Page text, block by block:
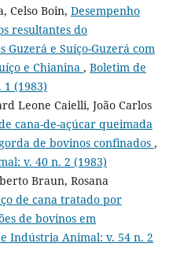
Celso Boin, Desempenho
resultantes do
Guzerá e Suíço-Guzerá com
e Chianina , Boletim de
(1983)
Leone Caielli, João Carlos
cana-de-açúcar queimada
de bovinos confinados ,
v. 40 n. 2 (1983)
Braun, Rosana
de cana tratado por
de bovinos em
Indústria Animal: v. 54 n. 2